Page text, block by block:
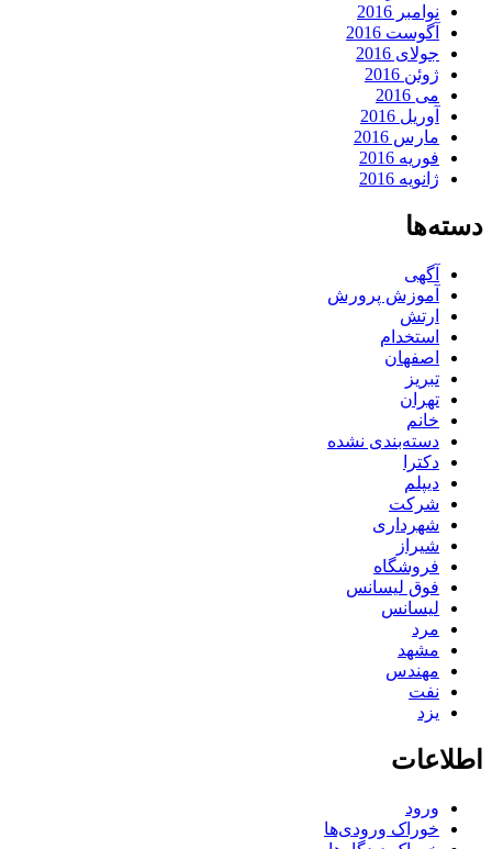
نوامبر 2016
آگوست 2016
جولای 2016
ژوئن 2016
می 2016
آوریل 2016
مارس 2016
فوریه 2016
ژانویه 2016
دسته‌ها
آگهی
آموزش پرورش
ارتش
استخدام
اصفهان
تبریز
تهران
خانم
دسته‌بندی نشده
دکترا
دیپلم
شرکت
شهرداری
شیراز
فروشگاه
فوق لیسانس
لیسانس
مرد
مشهد
مهندس
نفت
یزد
اطلاعات
ورود
خوراک ورودی‌ها